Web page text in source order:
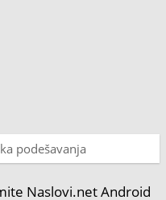
podešavanja
Naslovi.net Android